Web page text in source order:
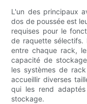
L'un des principaux
dos de poussée est
requises pour le
de raquette sélectifs.
entre chaque rack,
capacité de
les systèmes de
accueillir diverses
qui les rend
stockage.